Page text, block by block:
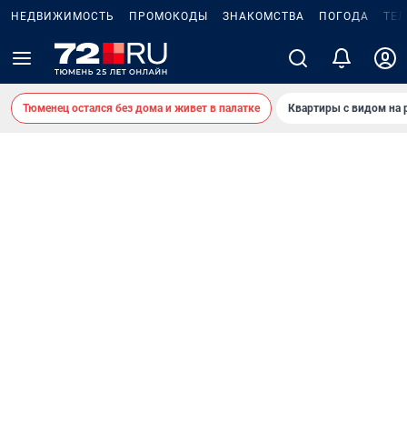
НЕДВИЖИМОСТЬ ПРОМОКОДЫ ЗНАКОМСТВА ПОГОДА
Тюменец остался без дома и живет в палатке Квартиры с видом на